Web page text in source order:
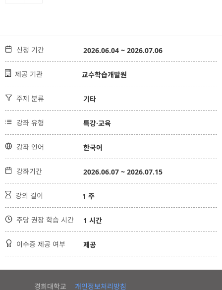
 신청 기간 2026.06.04 ~ 2026.07.06
 제공 기관 교수학습개발원
 주제 분류 기타
 강좌 유형 특강·교육
 강좌 언어 한국어
 강좌기간 2026.06.07 ~ 2026.07.15
 강의 길이 1 주
 주당 권장 학습 시간 1 시간
 이수증 제공 여부 제공
경희대학교 개인정보처리방침